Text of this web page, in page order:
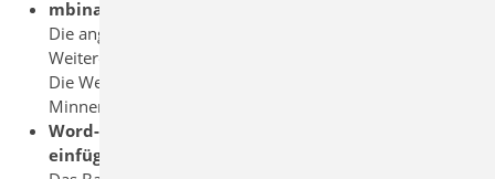
mbinare
Die angekündigten mbinare-Termine entfallen bis auf
Weiteres.
Die Weiterbildungs-mbinare mit Professor Dr. Jens
Minnert werden nachgeholt.
Word-Dateien lassen sich mit „S009 Office
einfügen“ nicht anzeigen